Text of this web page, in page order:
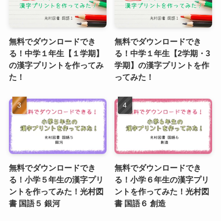
無料でダウンロードでき
る！中学１年生【１学期】
の漢字プリントを作ってみ
た！
無料でダウンロードでき
る！中学１年生【2学期・3
学期】の漢字プリントを作
ってみた！
無料でダウンロードでき
る！小学５年生の漢字プリ
ントを作ってみた！光村図
書 国語５ 銀河
無料でダウンロードでき
る！小学６年生の漢字プリ
ントを作ってみた！光村図
書 国語６ 創造